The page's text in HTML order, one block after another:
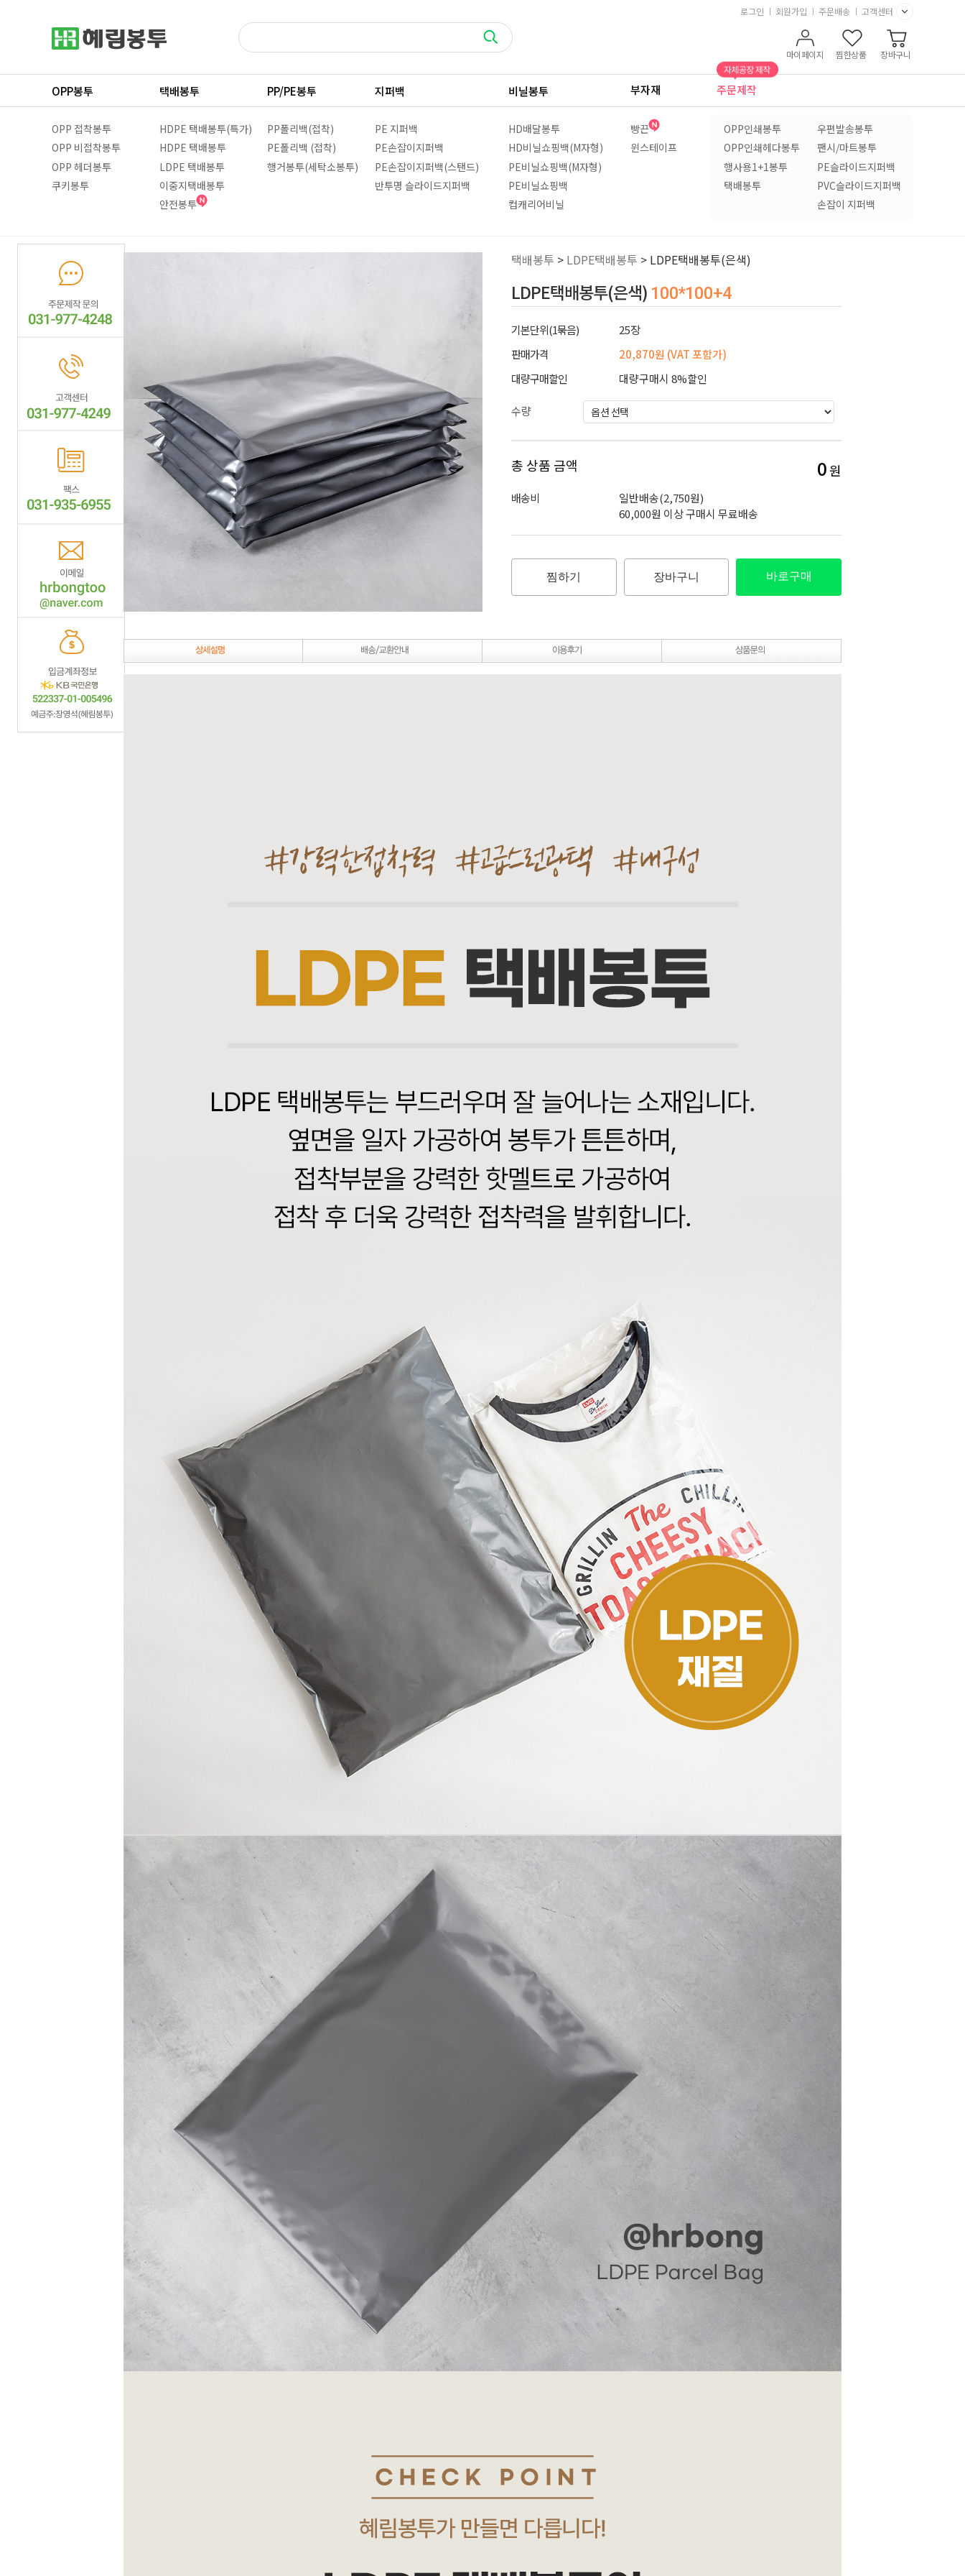
로그인 회원가입 주문배송 고객센터
마이페이지 찜한상품 장바구니
OPP봉투 택배봉투 PP/PE봉투 지퍼백 비닐봉투 부자재 주문제작
OPP 접착봉투
OPP 비접착봉투
OPP 헤더봉투
쿠키봉투
HDPE 택배봉투(특가)
HDPE 택배봉투
LDPE 택배봉투
이중지택배봉투
안전봉투
PP폴리백(접착)
PE폴리백 (접착)
행거봉투(세탁소봉투)
PE 지퍼백
PE손잡이지퍼백
PE손잡이지퍼백(스탠드)
반투명 슬라이드지퍼백
HD배달봉투
HD비닐쇼핑백(M자형)
PE비닐쇼핑백(M자형)
PE비닐쇼핑백
컵캐리어비닐
빵끈
윈스테이프
OPP인쇄봉투
OPP인쇄헤다봉투
행사용1+1봉투
택배봉투
우편발송봉투
팬시/마트봉투
PE슬라이드지퍼백
PVC슬라이드지퍼백
손잡이 지퍼백
택배봉투 > LDPE택배봉투 > LDPE택배봉투(은색)
LDPE택배봉투(은색) 100*100+4
기본단위(1묶음)
25장
판매가격
20,870원 (VAT 포함가)
대량구매할인
대량구매시 8%할인
수량
총 상품 금액 0원
배송비
일반배송(2,750원)
60,000원 이상 구매시 무료배송
찜하기 장바구니 바로구매